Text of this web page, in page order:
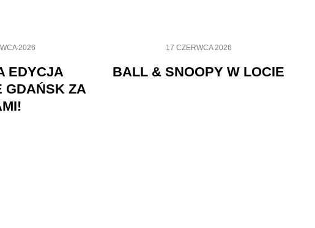
2026
EDYCJA
GDAŃSK ZA
17 CZERWCA 2026
BALL & SNOOPY W LOCIE